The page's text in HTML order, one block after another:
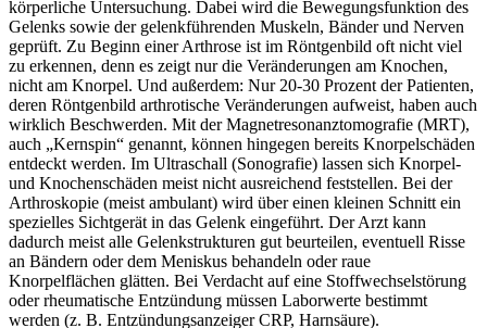
körperliche Untersuchung. Dabei wird die Bewegungsfunktion des
Gelenks sowie der gelenkführenden Muskeln, Bänder und Nerven
geprüft. Zu Beginn einer Arthrose ist im Röntgenbild oft nicht viel
zu erkennen, denn es zeigt nur die Veränderungen am Knochen,
nicht am Knorpel. Und außerdem: Nur 20-30 Prozent der Patienten,
deren Röntgenbild arthrotische Veränderungen aufweist, haben auch
wirklich Beschwerden. Mit der Magnetresonanztomografie (MRT),
auch „Kernspin“ genannt, können hingegen bereits Knorpelschäden
entdeckt werden. Im Ultraschall (Sonografie) lassen sich Knorpel-
und Knochenschäden meist nicht ausreichend feststellen. Bei der
Arthroskopie (meist ambulant) wird über einen kleinen Schnitt ein
spezielles Sichtgerät in das Gelenk eingeführt. Der Arzt kann
dadurch meist alle Gelenkstrukturen gut beurteilen, eventuell Risse
an Bändern oder dem Meniskus behandeln oder raue
Knorpelflächen glätten. Bei Verdacht auf eine Stoffwechselstörung
oder rheumatische Entzündung müssen Laborwerte bestimmt
werden (z. B. Entzündungsanzeiger CRP, Harnsäure).